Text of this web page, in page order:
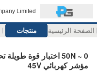
Limited
الصفحة الرئيسية منتجات
مؤشر كهربائي 45V